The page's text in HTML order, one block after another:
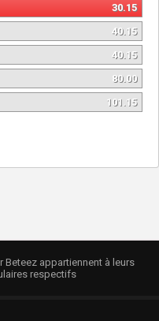
30.15
40.15
40.15
80.00
101.15
appartiennent à leurs
respectifs